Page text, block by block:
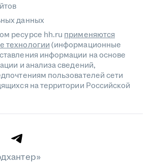
данных
ресурсе hh.ru применяются
технологии(информационные
информации на основе
и анализа сведений,
пользователей сети
на территории Российской